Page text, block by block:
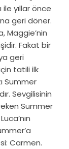
ile yıllar önce
geri döner.
Maggie’nin
Fakat bir
geri
tatili ilk
Summer
Sevgilisinin
Summer
Carmen.